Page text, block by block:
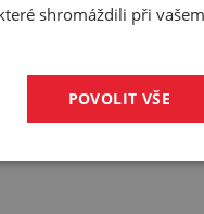
shromáždili při vašem
POVOLIT VŠE